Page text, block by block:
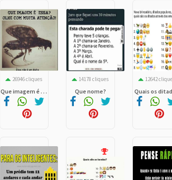
26946 cliques
Que imagem é . . .
14178 cliques
Que nome?
12642
Quais os